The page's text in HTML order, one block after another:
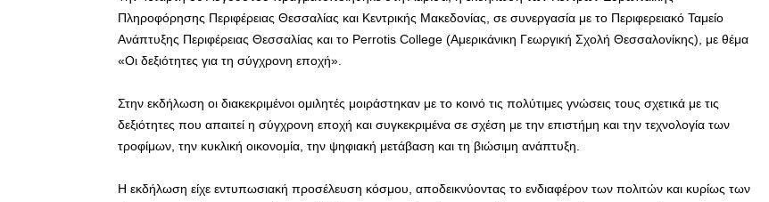
Πληροφόρησης Περιφέρειας Θεσσαλίας και Κεντρικής Μακεδονίας, σε συνεργασία με το Περιφερειακό Ταμείο
Ανάπτυξης Περιφέρειας Θεσσαλίας και το Perrotis College (Αμερικάνικη Γεωργική Σχολή Θεσσαλονίκης), με θέμα
«Οι δεξιότητες για τη σύγχρονη εποχή».
Στην εκδήλωση οι διακεκριμένοι ομιλητές μοιράστηκαν με το κοινό τις πολύτιμες γνώσεις τους σχετικά με τις
δεξιότητες που απαιτεί η σύγχρονη εποχή και συγκεκριμένα σε σχέση με την επιστήμη και την τεχνολογία των
τροφίμων, την κυκλική οικονομία, την ψηφιακή μετάβαση και τη βιώσιμη ανάπτυξη.
Η εκδήλωση είχε εντυπωσιακή προσέλευση κόσμου, αποδεικνύοντας το ενδιαφέρον των πολιτών και κυρίως των